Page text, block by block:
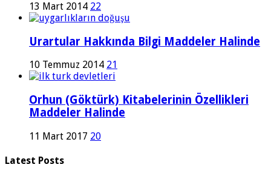
13 Mart 2014 22
Urartular Hakkında Bilgi Maddeler Halinde
10 Temmuz 2014 21
Orhun (Göktürk) Kitabelerinin Özellikleri
Maddeler Halinde
11 Mart 2017 20
Latest Posts